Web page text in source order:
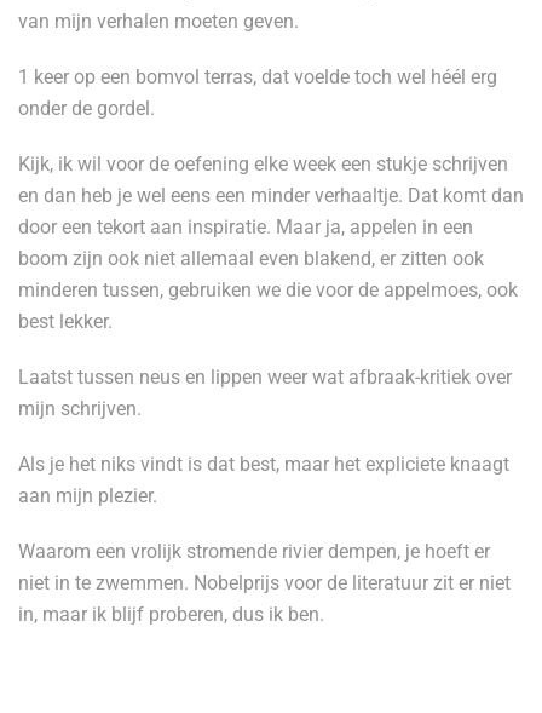
van mijn verhalen moeten geven.
1 keer op een bomvol terras, dat voelde toch wel héél erg
onder de gordel.
Kijk, ik wil voor de oefening elke week een stukje schrijven
en dan heb je wel eens een minder verhaaltje. Dat komt dan
door een tekort aan inspiratie. Maar ja, appelen in een
boom zijn ook niet allemaal even blakend, er zitten ook
minderen tussen, gebruiken we die voor de appelmoes, ook
best lekker.
Laatst tussen neus en lippen weer wat afbraak-kritiek over
mijn schrijven.
Als je het niks vindt is dat best, maar het expliciete knaagt
aan mijn plezier.
Waarom een vrolijk stromende rivier dempen, je hoeft er
niet in te zwemmen. Nobelprijs voor de literatuur zit er niet
in, maar ik blijf proberen, dus ik ben.